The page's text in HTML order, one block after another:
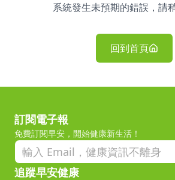
系統發生未預期的錯誤，請
回到首頁
訂閱電子報
免費訂閱早安，開始健康新生活！
追蹤早安健康